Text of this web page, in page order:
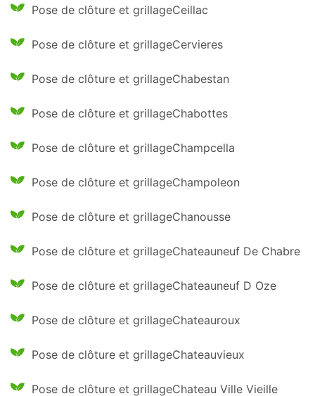
Pose de clôture et grillageCeillac
Pose de clôture et grillageCervieres
Pose de clôture et grillageChabestan
Pose de clôture et grillageChabottes
Pose de clôture et grillageChampcella
Pose de clôture et grillageChampoleon
Pose de clôture et grillageChanousse
Pose de clôture et grillageChateauneuf De Chabre
Pose de clôture et grillageChateauneuf D Oze
Pose de clôture et grillageChateauroux
Pose de clôture et grillageChateauvieux
Pose de clôture et grillageChateau Ville Vieille